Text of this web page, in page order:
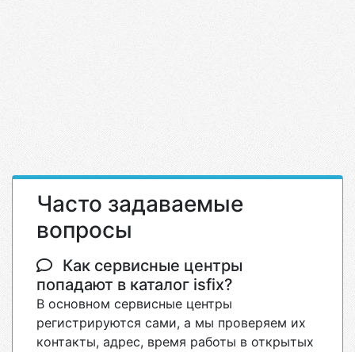
Часто задаваемые
вопросы
Как сервисные центры
попадают в каталог isfix?
В основном сервисные центры
регистрируются сами, а мы проверяем их
контакты, адрес, время работы в открытых